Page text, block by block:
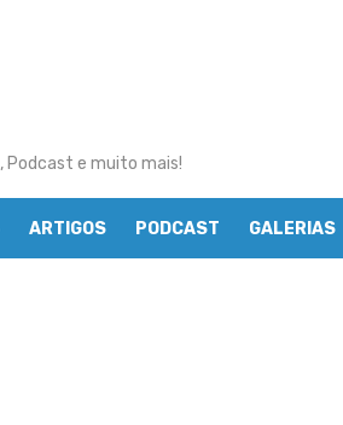
Podcast e muito mais!
ARTIGOS PODCAST GALERIAS